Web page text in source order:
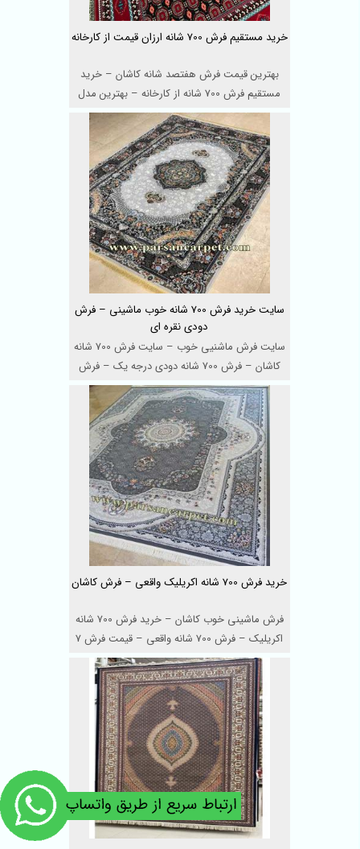
خرید مستقیم فرش 700 شانه ارزان قیمت از کارخانه
بهترین قیمت فرش هفتصد شانه کاشان – خرید
مستقیم فرش 700 شانه از کارخانه – بهترین مدل
فرش ...
سایت خرید فرش 700 شانه خوب ماشینی – فرش
دودی نقره ای
سایت فرش ماشنیی خوب – سایت فرش 700 شانه
کاشان – فرش 700 شانه دودی درجه یک – فرش
ما ...
خرید فرش 700 شانه اکریلیک واقعی – فرش کاشان
فرش ماشینی خوب کاشان – خرید فرش 700 شانه
اکریلیک – فرش 700 شانه واقعی – قیمت فرش 7
...